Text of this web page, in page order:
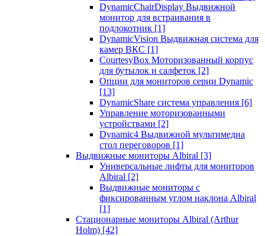
DynamicChairDisplay Выдвижной
монитор для встраивания в
подлокотник [1]
DynamicVision Выдвижная система для
камер ВКС [1]
CourtesyBox Моторизованный корпус
для бутылок и салфеток [2]
Опции для мониторов серии Dynamic
[13]
DynamicShare система управления [6]
Управление моторизованными
устройствами [2]
Dynamic4 Выдвижной мультимедиа
стол переговоров [1]
Выдвижные мониторы Albiral [3]
Универсальные лифты для мониторов
Albiral [2]
Выдвижные мониторы с
фиксированным углом наклона Albiral
[1]
Стационарные мониторы Albiral (Arthur
Holm) [42]